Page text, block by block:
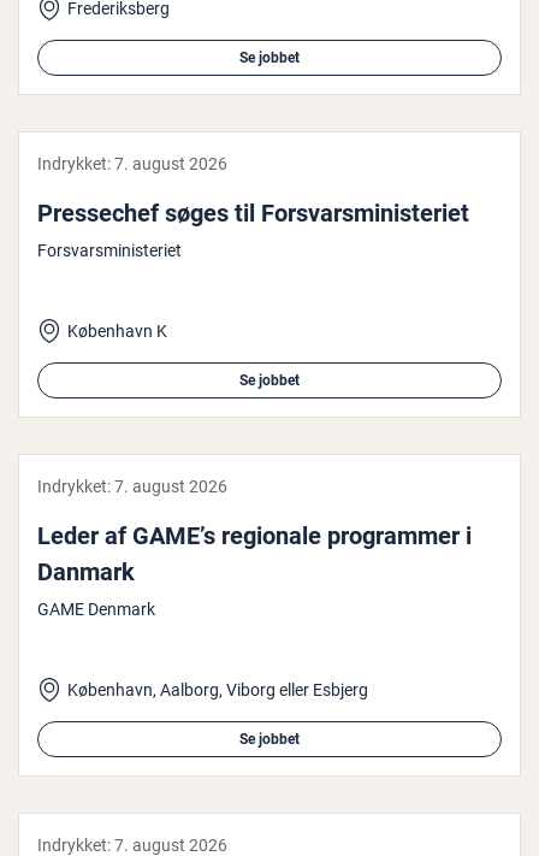
Frederiksberg
Se jobbet
Indrykket:7. august 2026
Pres­se­chef søges til For­svars­mi­ni­ste­ri­et
Forsvarsministeriet
København K
Se jobbet
Indrykket:7. august 2026
Leder af GAME’s regionale pro­gram­mer i
Danmark
GAME Denmark
København, Aalborg, Viborg eller Esbjerg
Se jobbet
Indrykket:7. august 2026